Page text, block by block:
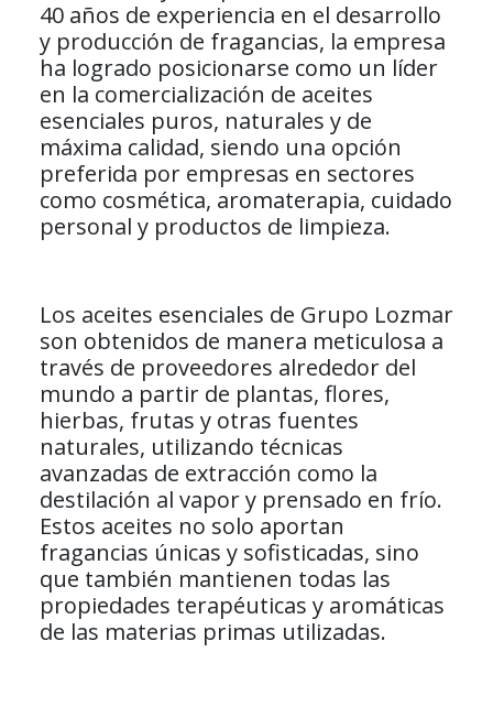
40 años de experiencia en el desarrollo
y producción de fragancias, la empresa
ha logrado posicionarse como un líder
en la comercialización de aceites
esenciales puros, naturales y de
máxima calidad, siendo una opción
preferida por empresas en sectores
como cosmética, aromaterapia, cuidado
personal y productos de limpieza.
Los aceites esenciales de Grupo Lozmar
son obtenidos de manera meticulosa a
través de proveedores alrededor del
mundo a partir de plantas, flores,
hierbas, frutas y otras fuentes
naturales, utilizando técnicas
avanzadas de extracción como la
destilación al vapor y prensado en frío.
Estos aceites no solo aportan
fragancias únicas y sofisticadas, sino
que también mantienen todas las
propiedades terapéuticas y aromáticas
de las materias primas utilizadas.